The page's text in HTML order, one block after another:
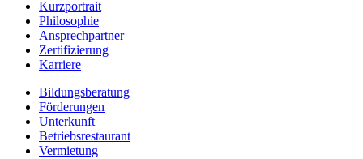
Kurzportrait
Philosophie
Ansprechpartner
Zertifizierung
Karriere
Bildungsberatung
Förderungen
Unterkunft
Betriebsrestaurant
Vermietung